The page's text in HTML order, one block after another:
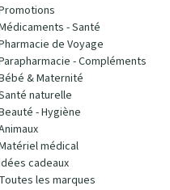
- Santé
de Voyage
- Compléments
& Maternité
naturelle
- Hygiène
médical
cadeaux
Toutes les marques